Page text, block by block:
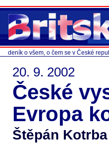
deník o všem, o čem se v České
20. 9. 2002
České
Evropa
Štěpán Kotrba